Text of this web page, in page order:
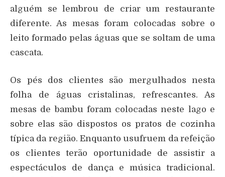
alguém se lembrou de criar um restaurante
diferente. As mesas foram colocadas sobre o
leito formado pelas águas que se soltam de uma
cascata.
Os pés dos clientes são mergulhados nesta
folha de águas cristalinas, refrescantes. As
mesas de bambu foram colocadas neste lago e
sobre elas são dispostos os pratos de cozinha
típica da região. Enquanto usufruem da refeição
os clientes terão oportunidade de assistir a
espectáculos de dança e música tradicional.